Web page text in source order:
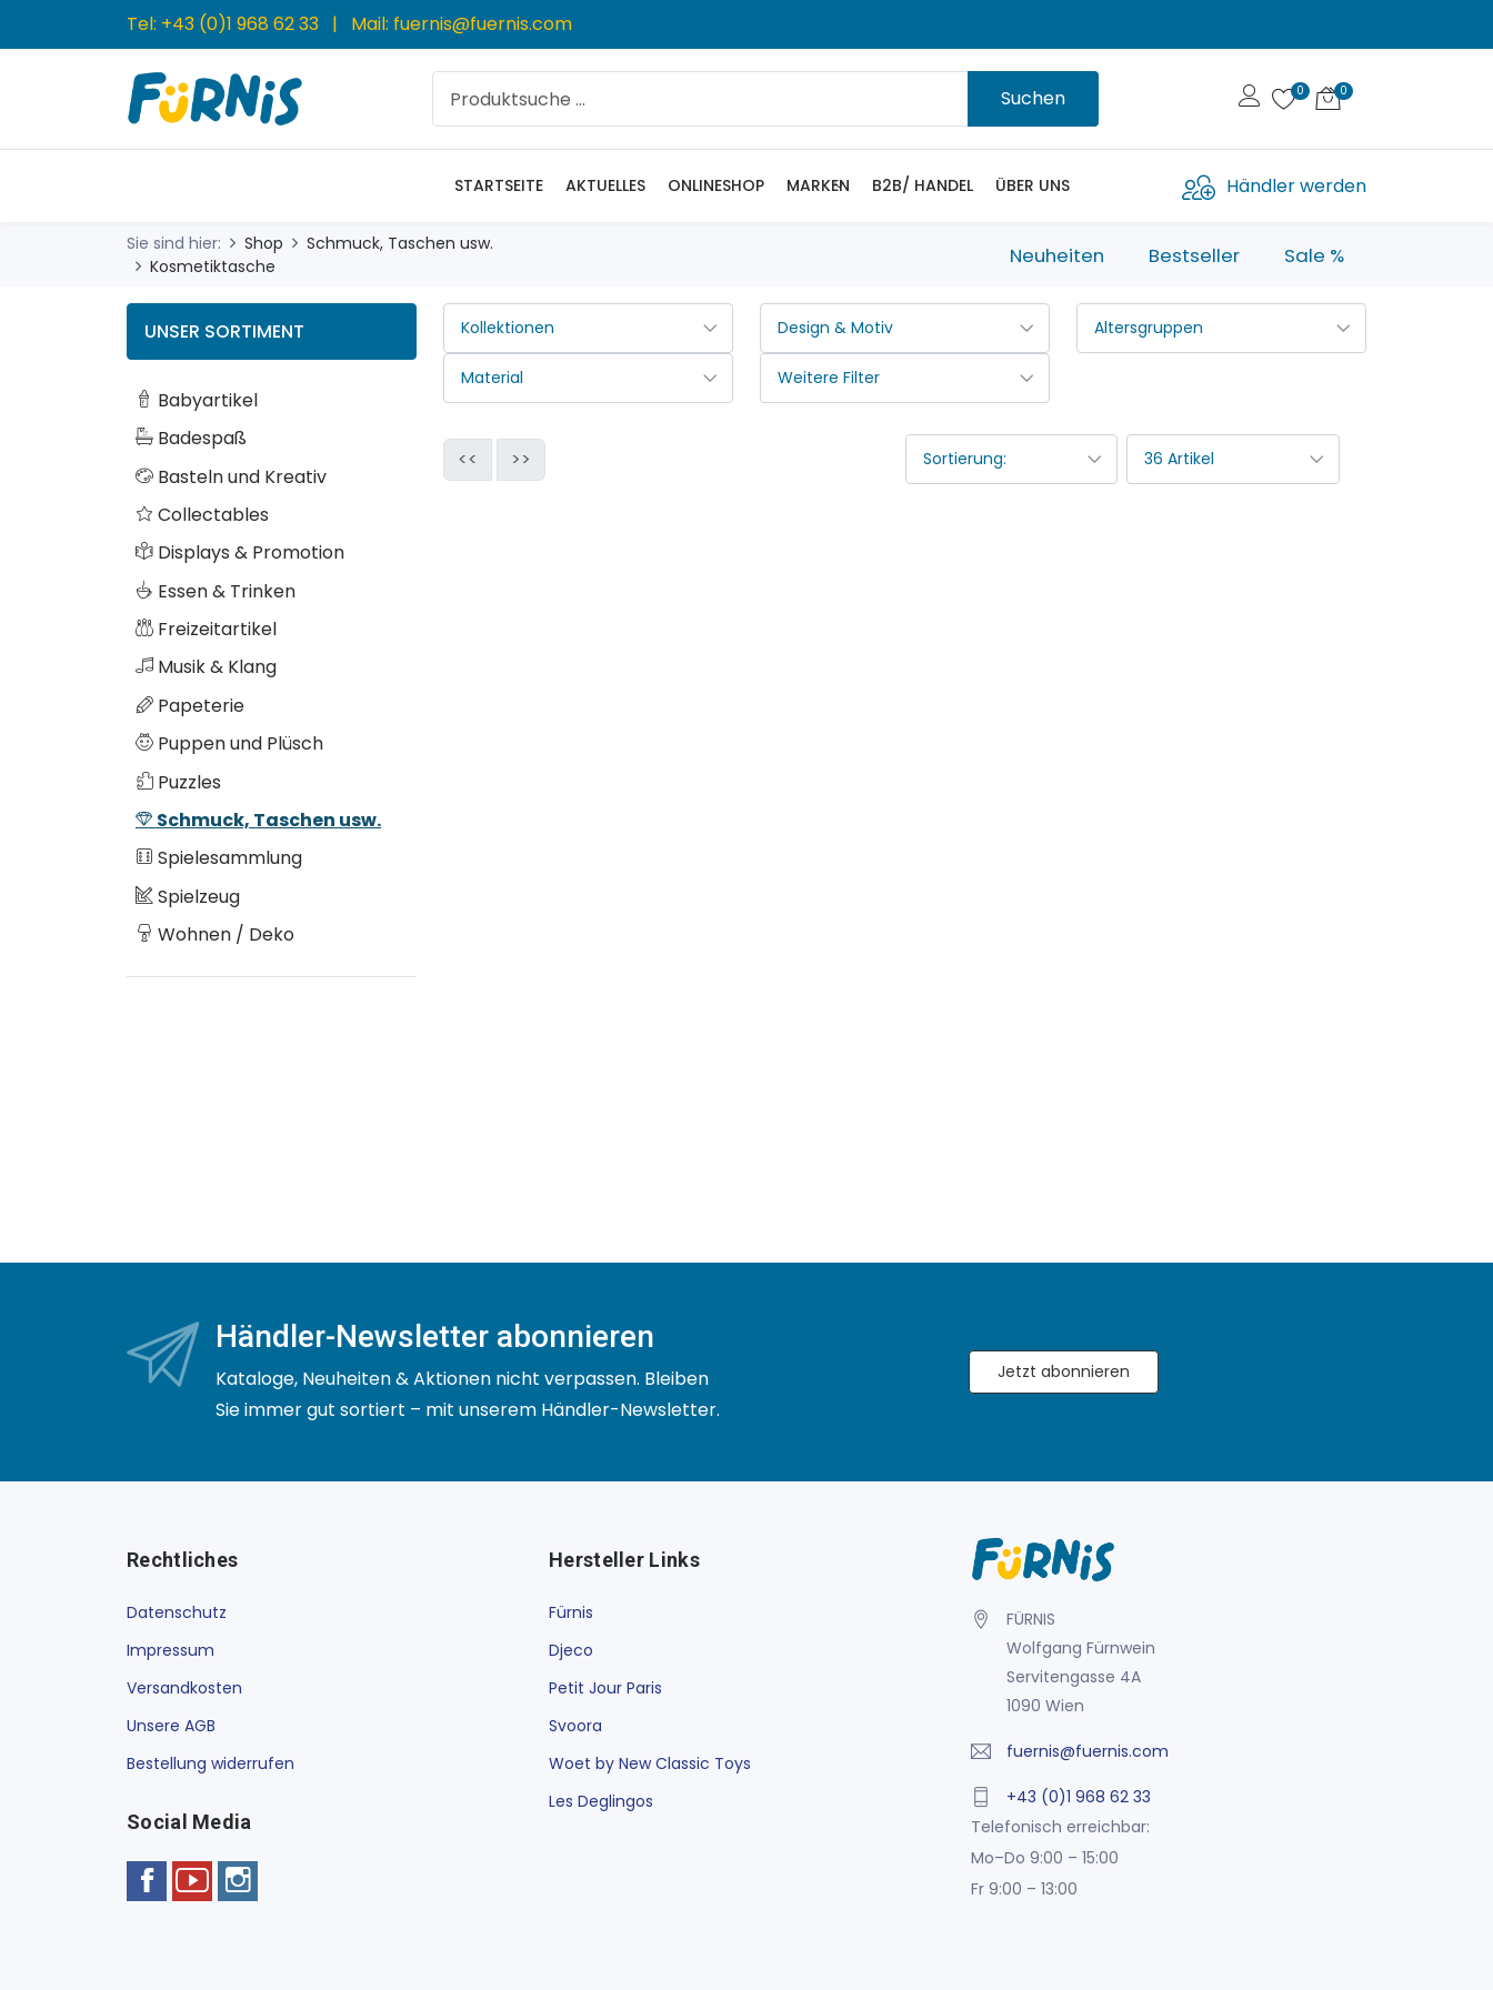
Tel: +43 (0)1 968 62 33 | Mail: fuernis@fuernis.com
Suchen
STARTSEITE AKTUELLES ONLINESHOP MARKEN B2B/ HANDEL ÜBER UNS Händler werden
Sie sind hier: Shop
Schmuck, Taschen usw.
Kosmetiktasche
Neuheiten Bestseller Sale %
UNSER SORTIMENT
Babyartikel
Badespaß
Basteln und Kreativ
Collectables
Displays & Promotion
Essen & Trinken
Freizeitartikel
Musik & Klang
Papeterie
Puppen und Plüsch
Puzzles
Schmuck, Taschen usw.
Spielesammlung
Spielzeug
Wohnen / Deko
<< >>
Händler-Newsletter abonnieren
Kataloge, Neuheiten & Aktionen nicht verpassen. Bleiben
Sie immer gut sortiert – mit unserem Händler-Newsletter.
Jetzt abonnieren
Rechtliches
Datenschutz
Impressum
Versandkosten
Unsere AGB
Bestellung widerrufen
Social Media
Hersteller Links
Fürnis
Djeco
Petit Jour Paris
Svoora
Woet by New Classic Toys
Les Deglingos
FÜRNIS
Wolfgang Fürnwein
Servitengasse 4A
1090 Wien
fuernis@fuernis.com
+43 (0)1 968 62 33
Telefonisch erreichbar:
Mo–Do 9:00 – 15:00
Fr 9:00 – 13:00